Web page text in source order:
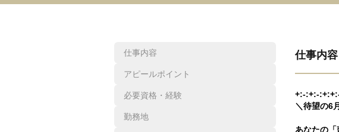
仕事内容
アピールポイント
必要資格・経験
勤務地
仕事内容
+:-:+:-
＼待望の6
あなたの「